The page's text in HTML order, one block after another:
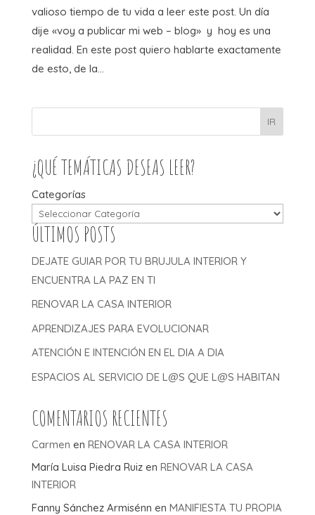
valioso tiempo de tu vida a leer este post. Un día
dije «voy a publicar mi web – blog» y hoy es una
realidad. En este post quiero hablarte exactamente
de esto, de la...
IR
¿QUÉ TEMÁTICAS DESEAS LEER?
Categorías
ÚLTIMOS POSTS
DEJATE GUIAR POR TU BRUJULA INTERIOR Y
ENCUENTRA LA PAZ EN TI
RENOVAR LA CASA INTERIOR
APRENDIZAJES PARA EVOLUCIONAR
ATENCIÓN E INTENCIÓN EN EL DIA A DIA
ESPACIOS AL SERVICIO DE L@S QUE L@S HABITAN
COMENTARIOS RECIENTES
Carmen en RENOVAR LA CASA INTERIOR
María Luisa Piedra Ruizen RENOVAR LA CASA
INTERIOR
Fanny Sánchez Armisénn en MANIFIESTA TU PROPIA